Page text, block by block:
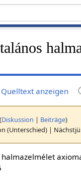
Quelltext anzeigen
(Diskussion | Beiträge)
(Unterschied) |
halmazelmélet